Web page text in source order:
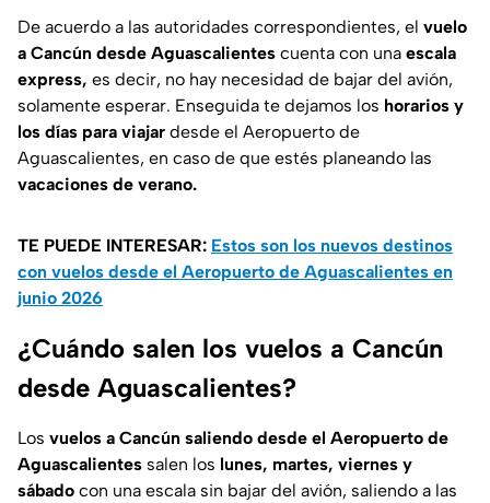
De acuerdo a las autoridades correspondientes, el vuelo
a Cancún desde Aguascalientes cuenta con una escala
express, es decir, no hay necesidad de bajar del avión,
solamente esperar. Enseguida te dejamos los horarios y
los días para viajar desde el Aeropuerto de
Aguascalientes, en caso de que estés planeando las
vacaciones de verano.
TE PUEDE INTERESAR: Estos son los nuevos destinos
con vuelos desde el Aeropuerto de Aguascalientes en
junio 2026
¿Cuándo salen los vuelos a Cancún
desde Aguascalientes?
Los vuelos a Cancún saliendo desde el Aeropuerto de
Aguascalientes salen los lunes, martes, viernes y
sábado con una escala sin bajar del avión, saliendo a las